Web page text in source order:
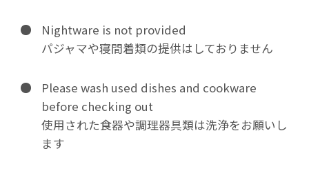
Nightware is not provided
パジャマや寝間着類の提供はしておりません
Please wash used dishes and cookware
before checking out
使用された食器や調理器具類は洗浄をお願いし
ます